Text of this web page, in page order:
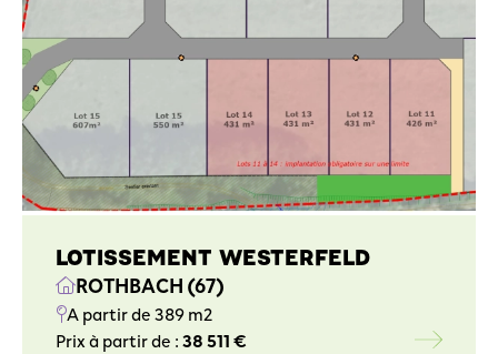
LOTISSEMENT WESTERFELD
ROTHBACH (67)
A partir de 389 m2
Prix à partir de :38 511 €